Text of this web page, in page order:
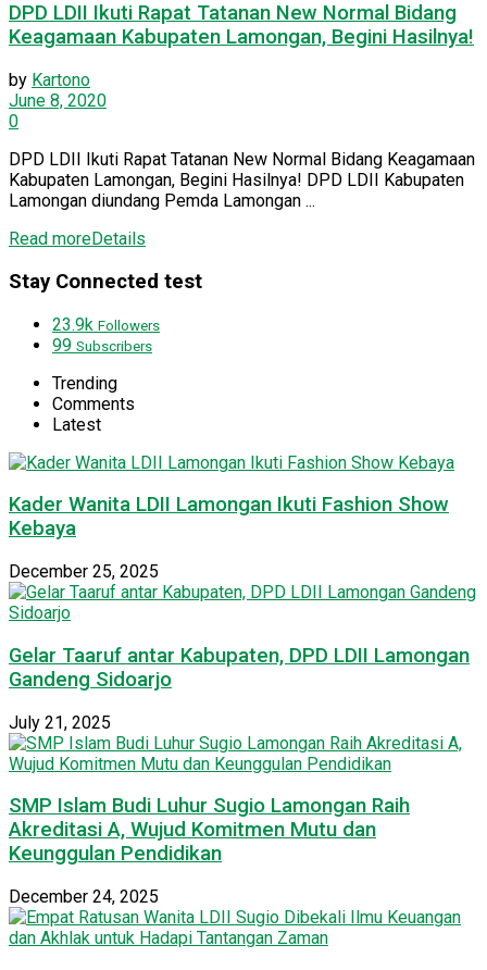
DPD LDII Ikuti Rapat Tatanan New Normal Bidang
Keagamaan Kabupaten Lamongan, Begini Hasilnya!
by Kartono
June 8, 2020
0
DPD LDII Ikuti Rapat Tatanan New Normal Bidang Keagamaan
Kabupaten Lamongan, Begini Hasilnya! DPD LDII Kabupaten
Lamongan diundang Pemda Lamongan ...
Read moreDetails
Stay Connected test
23.9k Followers
99 Subscribers
Trending
Comments
Latest
Kader Wanita LDII Lamongan Ikuti Fashion Show
Kebaya
December 25, 2025
Gelar Taaruf antar Kabupaten, DPD LDII Lamongan
Gandeng Sidoarjo
July 21, 2025
SMP Islam Budi Luhur Sugio Lamongan Raih
Akreditasi A, Wujud Komitmen Mutu dan
Keunggulan Pendidikan
December 24, 2025